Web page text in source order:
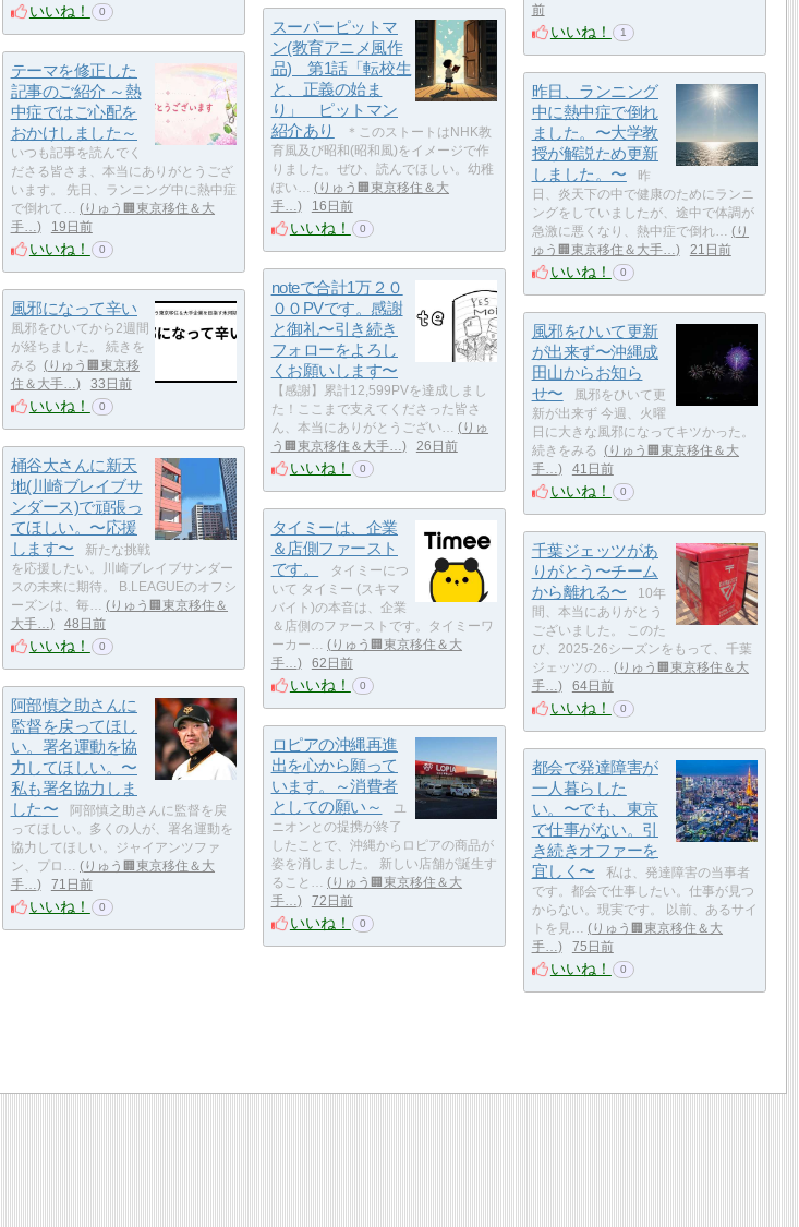
いいね！ 0
前
いいね！ 1
スーパーピットマ
ン(教育アニメ風作
品) 第1話「転校生
と、正義の始ま
り」 ピットマン
紹介あり
＊このストートはNHK教
育風及び昭和(昭和風)をイメージで作
りました。ぜひ、読んでほしい。幼稚
ぽい…
りゅう🏢東京移住＆大
手…
16日前
いいね！ 0
テーマを修正した
記事のご紹介 ～熱
中症ではご心配を
おかけしました～
いつも記事を読んでく
ださる皆さま、本当にありがとうござ
います。 先日、ランニング中に熱中症
で倒れて…
りゅう🏢東京移住＆大
手…
19日前
いいね！ 0
昨日、ランニング
中に熱中症で倒れ
ました。〜大学教
授が解説ため更新
しました。〜
昨
日、炎天下の中で健康のためにランニ
ングをしていましたが、途中で体調が
急激に悪くなり、熱中症で倒れ…
り
ゅう🏢東京移住＆大手…
21日前
いいね！ 0
noteで合計1万２０
００PVです。感謝
と御礼〜引き続き
フォローをよろし
くお願いします〜
【感謝】累計12,599PVを達成しまし
た！ここまで支えてくださった皆さ
ん、本当にありがとうござい…
りゅ
う🏢東京移住＆大手…
26日前
いいね！ 0
風邪になって辛い
風邪をひいてから2週間
が経ちました。 続きを
みる
りゅう🏢東京移
住＆大手…
33日前
いいね！ 0
風邪をひいて更新
が出来ず〜沖縄成
田山からお知ら
せ〜
風邪をひいて更
新が出来ず 今週、火曜
日に大きな風邪になってキツかった。
続きをみる
りゅう🏢東京移住＆大
手…
41日前
いいね！ 0
桶谷大さんに新天
地(川崎ブレイブサ
ンダース)で頑張っ
てほしい。〜応援
します〜
新たな挑戦
を応援したい。川崎ブレイブサンダー
スの未来に期待。 B.LEAGUEのオフシ
ーズンは、毎…
りゅう🏢東京移住＆
大手…
48日前
いいね！ 0
タイミーは、企業
＆店側ファースト
です。
タイミーにつ
いて タイミー (スキマ
バイト)の本音は、企業
＆店側のファーストです。タイミーワ
ーカー…
りゅう🏢東京移住＆大
手…
62日前
いいね！ 0
千葉ジェッツがあ
りがとう〜チーム
から離れる〜
10年
間、本当にありがとう
ございました。 このた
び、2025-26シーズンをもって、千葉
ジェッツの…
りゅう🏢東京移住＆大
手…
64日前
いいね！ 0
阿部慎之助さんに
監督を戻ってほし
い。署名運動を協
力してほしい。〜
私も署名協力しま
した〜
阿部慎之助さんに監督を戻
ってほしい。多くの人が、署名運動を
協力してほしい。ジャイアンツファ
ン、プロ…
りゅう🏢東京移住＆大
手…
71日前
いいね！ 0
ロピアの沖縄再進
出を心から願って
います。～消費者
としての願い～
ユ
ニオンとの提携が終了
したことで、沖縄からロピアの商品が
姿を消しました。 新しい店舗が誕生す
ること…
りゅう🏢東京移住＆大
手…
72日前
いいね！ 0
都会で発達障害が
一人暮らした
い。〜でも、東京
で仕事がない。引
き続きオファーを
宜しく〜
私は、発達障害の当事者
です。都会で仕事したい。仕事が見つ
からない。現実です。 以前、あるサイ
トを見…
りゅう🏢東京移住＆大
手…
75日前
いいね！ 0